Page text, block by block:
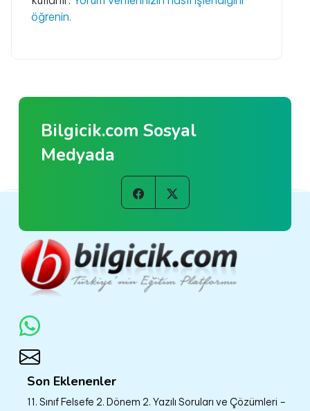
öğrenin.
Bilgicik.com Sosyal
Medyada
Son Eklenenler
11. Sınıf Felsefe 2. Dönem 2. Yazılı Soruları ve Çözümleri –